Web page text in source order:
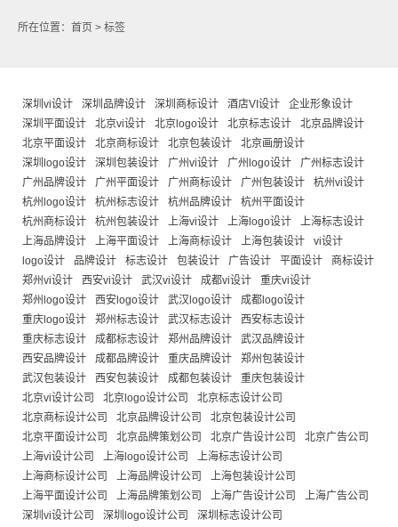
所在位置： 首页 > 标签
深圳vi设计 深圳品牌设计 深圳商标设计 酒店VI设计
企业形象设计
深圳平面设计
北京vi设计 北京logo设计 北京标志设计
北京品牌设计
北京平面设计
北京商标设计 北京包装设计
北京画册设计
深圳logo设计
深圳包装设计 广州vi设计 广州logo设计
广州标志设计
广州品牌设计
广州平面设计 广州商标设计 广州包装设计
杭州vi设计
杭州logo设计
杭州标志设计 杭州品牌设计
杭州平面设计
杭州商标设计
杭州包装设计 上海vi设计 上海logo设计
上海标志设计
上海品牌设计
上海平面设计 上海商标设计 上海包装设计
vi设计
logo设计
品牌设计 标志设计 包装设计 广告设计 平面设计
商标设计
郑州vi设计
西安vi设计 武汉vi设计 成都vi设计
重庆vi设计
郑州logo设计
西安logo设计 武汉logo设计
成都logo设计
重庆logo设计
郑州标志设计 武汉标志设计
西安标志设计
重庆标志设计
成都标志设计 郑州品牌设计
武汉品牌设计
西安品牌设计
成都品牌设计 重庆品牌设计
郑州包装设计
武汉包装设计
西安包装设计 成都包装设计
重庆包装设计
北京vi设计公司
北京logo设计公司
北京标志设计公司
北京商标设计公司
北京品牌设计公司
北京包装设计公司
北京平面设计公司
北京品牌策划公司 北京广告设计公司
北京广告公司
上海vi设计公司
上海logo设计公司
上海标志设计公司
上海商标设计公司
上海品牌设计公司
上海包装设计公司
上海平面设计公司
上海品牌策划公司 上海广告设计公司
上海广告公司
深圳vi设计公司
深圳logo设计公司
深圳标志设计公司